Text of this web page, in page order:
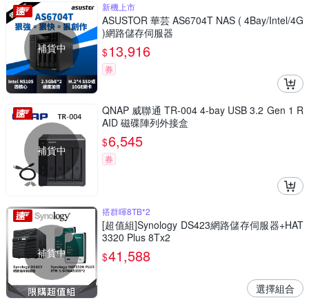
補貨中
新機上市
ASUSTOR 華芸 AS6704T NAS ( 4Bay/Intel/4G
)網路儲存伺服器
$13,916
券
補貨中
QNAP 威聯通 TR-004 4-bay USB 3.2 Gen 1 R
AID 磁碟陣列外接盒
$6,545
券
補貨中
搭群暉8TB*2
[超值組]Synology DS423網路儲存伺服器+HAT
3320 Plus 8Tx2
$41,588
選擇組合